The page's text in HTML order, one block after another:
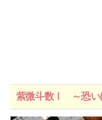
紫微斗数Ⅰ ～恐い